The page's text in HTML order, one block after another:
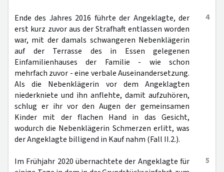
4
Ende des Jahres 2016 führte der Angeklagte, der
erst kurz zuvor aus der Strafhaft entlassen worden
war, mit der damals schwangeren Nebenklägerin
auf der Terrasse des in Essen gelegenen
Einfamilienhauses der Familie - wie schon
mehrfach zuvor - eine verbale Auseinandersetzung.
Als die Nebenklägerin vor dem Angeklagten
niederkniete und ihn anflehte, damit aufzuhören,
schlug er ihr vor den Augen der gemeinsamen
Kinder mit der flachen Hand in das Gesicht,
wodurch die Nebenklägerin Schmerzen erlitt, was
der Angeklagte billigend in Kauf nahm (Fall II.2.).
5
Im Frühjahr 2020 übernachtete der Angeklagte für